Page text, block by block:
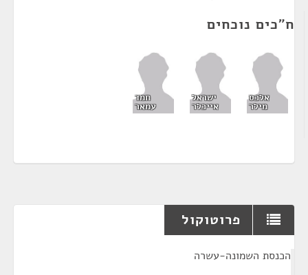
ח"כים נוכחים
אלכס
מילר
ישראל
אייכלר
חמד
עמאר
פרוטוקול
הכנסת השמונה-עשרה